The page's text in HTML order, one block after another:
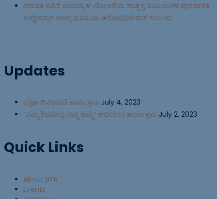
ಶರಾವತಿ ಕಣಿವೆ ಜಲವಿದ್ಯುತ್ ಯೋಜನೆಯ ಸಂತ್ರಸ್ತ ಕುಟುಂಬಗಳ ಪುನರ್ವಸತಿ
ಉದ್ದೇಶಕ್ಕಾಗಿ ಅರಣ್ಯ ಭೂಮಿಯ ಡಿನೋಟಿಫಿಕೇಷನ್ ಸಂಬಂಧ
Updates
ಪತ್ರಿಕಾ ದಿನಚಾರಣೆ ಕಾರ್ಯಕ್ರಮ July 4, 2023
“ನಮ್ಮ ಶಿವಮೊಗ್ಗ ನಮ್ಮ ಹೆಮ್ಮೆ” ಅಭಿಯಾನ ಕಾರ್ಯಕ್ರಮ July 2, 2023
Quick Links
About BYR
Events